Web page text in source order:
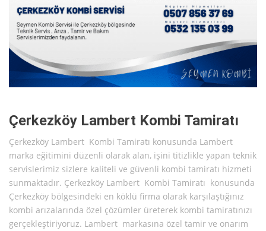
Çerkezköy Lambert Kombi Tamiratı
Çerkezköy Lambert Kombi Tamiratı konusunda Lambert
marka eğitimini düzenli olarak alan, işini titizlikle yapan teknik
servislerimiz sizlere kaliteli ve güvenli kombi tamiratı hizmeti
sunmaktadır. Çerkezköy Lambert Kombi Tamiratı konusunda
Çerkezköy bölgesindeki en köklü firma olarak karşılaştığınız
kombi arızalarında özel çözümler üreterek kombi tamiratınızı
gerçekleştiriyoruz. Lambert markasına özel tamir ve onarım